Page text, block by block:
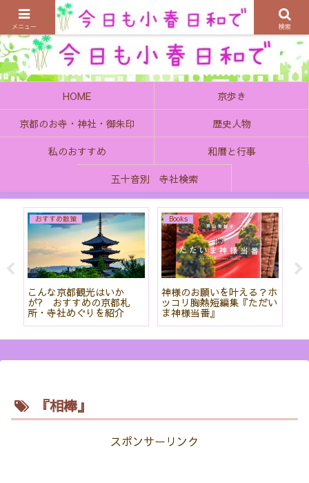
京都の町で歴史を楽しむ、そんなゆったり気分を感じてみませんか
HOME
京歩き
京都のお寺・神社・御朱印
歴史人物
私のおすすめ
和暦と行事
五十音別 寺社検索
おすすめ散策
こんな京都観光はいか
が? おすすめの京都札
所・寺社めぐりを紹介
Books
神様のお願いを叶える？ホ
ッコリ胸熱短編集『ただい
ま神様当番』
『相棒』
スポンサーリンク
メニュー 検索